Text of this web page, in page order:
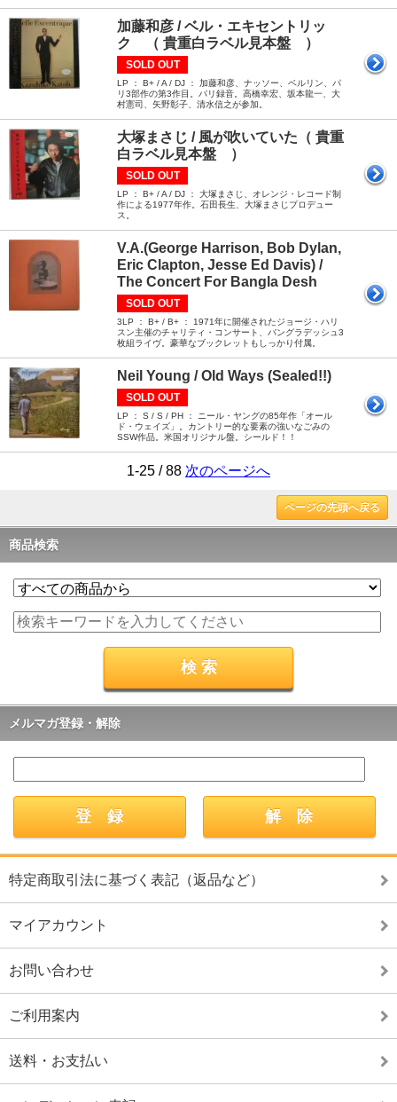
加藤和彦 / ベル・エキセントリッ
ク （ 貴重白ラベル見本盤 ）
SOLD OUT
LP ： B+ / A / DJ ： 加藤和彦、ナッソー、ベルリン、パ
リ3部作の第3作目。パリ録音。高橋幸宏、坂本龍一、大
村憲司、矢野彰子、清水信之が参加。
大塚まさじ / 風が吹いていた（ 貴重
白ラベル見本盤 ）
SOLD OUT
LP ： B+ / A / DJ ： 大塚まさじ、オレンジ・レコード制
作による1977年作。石田長生、大塚まさじプロデュー
ス。
V.A.(George Harrison, Bob Dylan,
Eric Clapton, Jesse Ed Davis) /
The Concert For Bangla Desh
SOLD OUT
3LP ： B+ / B+ ： 1971年に開催されたジョージ・ハリ
スン主催のチャリティ・コンサート、バングラデッシュ3
枚組ライヴ。豪華なブックレットもしっかり付属。
Neil Young / Old Ways (Sealed!!)
SOLD OUT
LP ： S / S / PH ： ニール・ヤングの85年作「オール
ド・ウェイズ」。カントリー的な要素の強いなごみの
SSW作品。米国オリジナル盤。シールド！！
1-25 / 88 次のページへ
ページの先頭へ戻る
商品検索
メルマガ登録・解除
特定商取引法に基づく表記（返品など）
マイアカウント
お問い合わせ
ご利用案内
送料・お支払い